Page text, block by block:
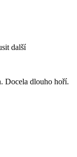
další
Docela dlouho hoří.